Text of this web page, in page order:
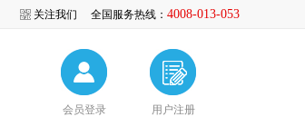
全国服务热线： 4008-013-053
关注我们
会员登录 用户注册